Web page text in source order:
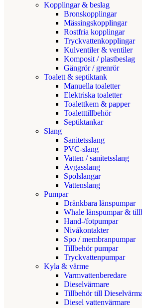
Kopplingar & beslag
Bronskopplingar
Mässingskopplingar
Rostfria kopplingar
Tryckvattenkopplingar
Kulventiler & ventiler
Komposit / plastbeslag
Gängrör / grenrör
Toalett & septiktank
Manuella toaletter
Elektriska toaletter
Toalettkem & papper
Toaletttillbehör
Septiktankar
Slang
Sanitetsslang
PVC-slang
Vatten / sanitetsslang
Avgasslang
Spolslangar
Vattenslang
Pumpar
Dränkbara länspumpar
Whale länspumpar &
Hand-/fotpumpar
Nivåkontakter
Spo / membranpumpar
Tillbehör pumpar
Tryckvattenpumpar
Kyla & värme
Varmvattenberedare
Dieselvärmare
Tillbehör till
Diesel vattenvärmare